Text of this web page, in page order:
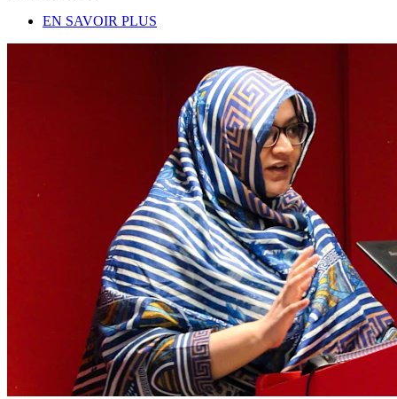
EN SAVOIR PLUS